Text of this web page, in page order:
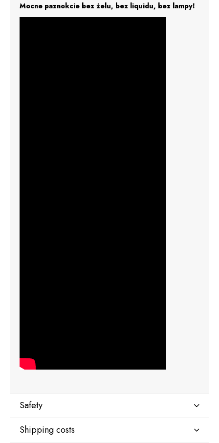
Mocne paznokcie bez żelu, bez liquidu, bez lampy!
Safety
Manufacturer
Shipping costs